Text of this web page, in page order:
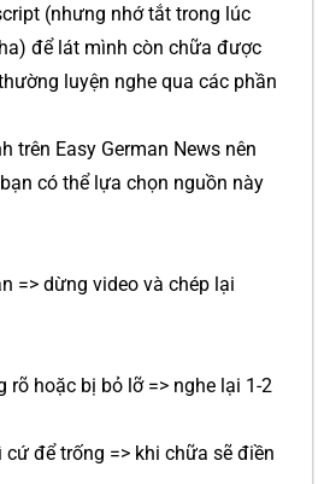
(nhưng nhớ tắt trong lúc
để lát mình còn chữa được
luyện nghe qua các phần
trên Easy German News nên
có thể lựa chọn nguồn này
=> dừng video và chép lại
rõ hoặc bị bỏ lỡ => nghe lại 1-2
để trống => khi chữa sẽ điền